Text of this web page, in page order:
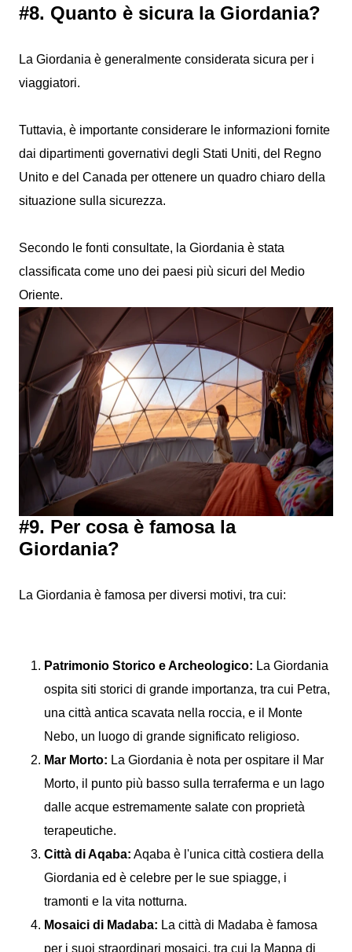
#8. Quanto è sicura la Giordania?
La Giordania è generalmente considerata sicura per i
viaggiatori.
Tuttavia, è importante considerare le informazioni fornite
dai dipartimenti governativi degli Stati Uniti, del Regno
Unito e del Canada per ottenere un quadro chiaro della
situazione sulla sicurezza.
Secondo le fonti consultate, la Giordania è stata
classificata come uno dei paesi più sicuri del Medio
Oriente.
#9. Per cosa è famosa la
Giordania?
La Giordania è famosa per diversi motivi, tra cui:
Patrimonio Storico e Archeologico: La Giordania
ospita siti storici di grande importanza, tra cui Petra,
una città antica scavata nella roccia, e il Monte
Nebo, un luogo di grande significato religioso.
Mar Morto: La Giordania è nota per ospitare il Mar
Morto, il punto più basso sulla terraferma e un lago
dalle acque estremamente salate con proprietà
terapeutiche.
Città di Aqaba: Aqaba è l'unica città costiera della
Giordania ed è celebre per le sue spiagge, i
tramonti e la vita notturna.
Mosaici di Madaba: La città di Madaba è famosa
per i suoi straordinari mosaici, tra cui la Mappa di